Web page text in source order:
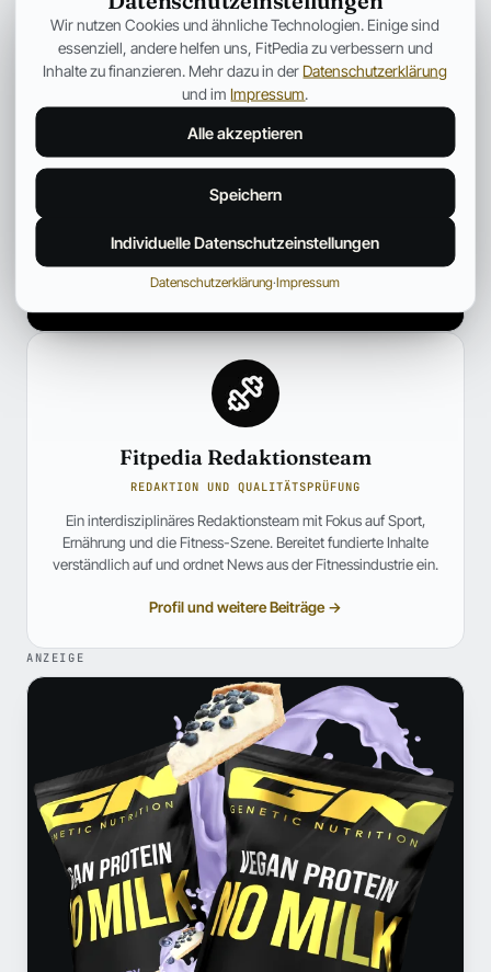
Fitpedia Redaktionsteam
REDAKTION UND QUALITÄTSPRÜFUNG
Ein interdisziplinäres Redaktionsteam mit Fokus auf Sport,
Ernährung und die Fitness-Szene. Bereitet fundierte Inhalte
verständlich auf und ordnet News aus der Fitnessindustrie ein.
Profil und weitere Beiträge →
ANZEIGE
Wir nutzen Cookies und ähnliche Technologien. Einige sind
essenziell, andere helfen uns, FitPedia zu verbessern und
Inhalte zu finanzieren. Mehr dazu in der Datenschutzerklärung
und im Impressum.
Alle akzeptieren
Speichern
Individuelle Datenschutzeinstellungen
Datenschutzerklärung·Impressum